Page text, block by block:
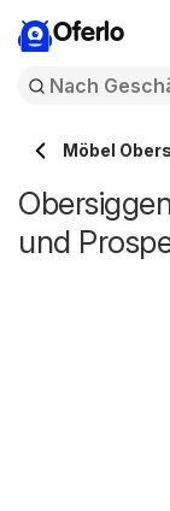
Oferlo
Möbel
und